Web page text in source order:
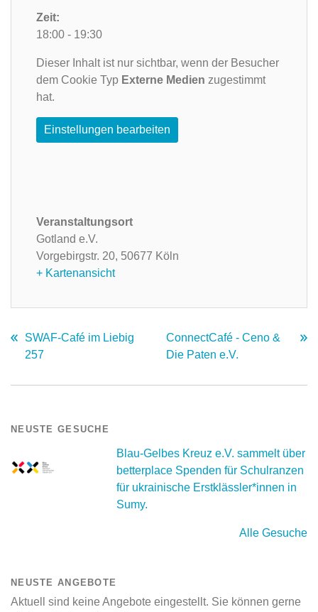
Zeit:
18:00 - 19:30
Dieser Inhalt ist nur sichtbar, wenn der Besucher
dem Cookie Typ Externe Medien zugestimmt
hat.
Einstellungen bearbeiten
Veranstaltungsort
Gotland e.V.
Vorgebirgstr. 20, 50677 Köln
+ Kartenansicht
SWAF-Café im Liebig
257
ConnectCafé - Ceno &
Die Paten e.V.
NEUSTE GESUCHE
Blau-Gelbes Kreuz e.V. sammelt über
betterplace Spenden für Schulranzen
für ukrainische Erstklässler*innen in
Sumy.
Alle Gesuche
NEUSTE ANGEBOTE
Aktuell sind keine Angebote eingestellt. Sie können gerne